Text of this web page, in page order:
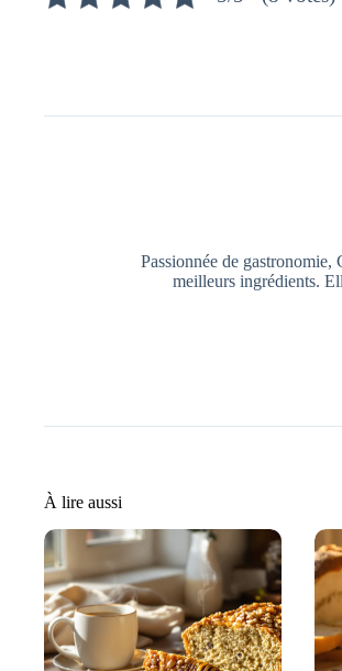
Passionnée de gastronomie,
meilleurs ingrédients.
À lire aussi